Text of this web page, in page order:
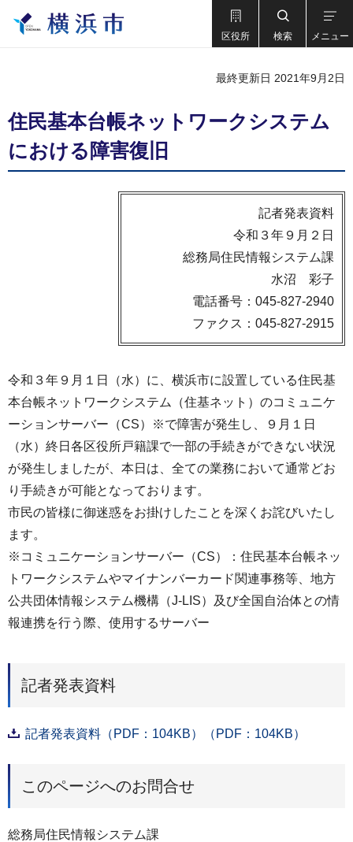
区役所 検索 メニュー
最終更新日 2021年9月2日
住民基本台帳ネットワークシステム
における障害復旧
記者発表資料
令和３年９月２日
総務局住民情報システム課
水沼 彩子
電話番号：045-827-2940
ファクス：045-827-2915
令和３年９月１日（水）に、横浜市に設置している住民基
本台帳ネットワークシステム（住基ネット）のコミュニケ
ーションサーバー（CS）※で障害が発生し、９月１日
（水）終日各区役所戸籍課で一部の手続きができない状況
が発生しましたが、本日は、全ての業務において通常どお
り手続きが可能となっております。
市民の皆様に御迷惑をお掛けしたことを深くお詫びいたし
ます。
※コミュニケーションサーバー（CS）：住民基本台帳ネッ
トワークシステムやマイナンバーカード関連事務等、地方
公共団体情報システム機構（J-LIS）及び全国自治体との情
報連携を行う際、使用するサーバー
記者発表資料
記者発表資料（PDF：104KB）（PDF：104KB）
このページへのお問合せ
総務局住民情報システム課